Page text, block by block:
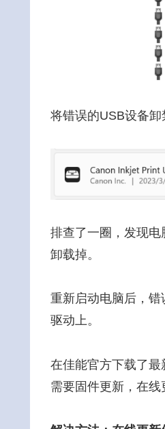
将错误的USB设备卸
排查了一圈，发现
卸载掉。
重新启动电脑后，
驱动上。
在佳能官方下载了
需要固件更新，在线